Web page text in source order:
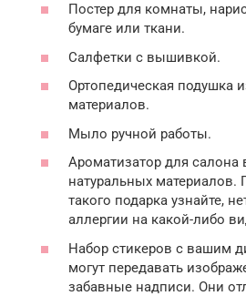
Постер для комнаты,
бумаге или ткани.
Салфетки с вышивкой.
Ортопедическая подушка
материалов.
Мыло ручной работы.
Ароматизатор для салона
натуральных материалов.
такого подарка узнайте,
аллергии на какой-либо
Набор стикеров с вашим
могут передавать
забавные надписи. Они